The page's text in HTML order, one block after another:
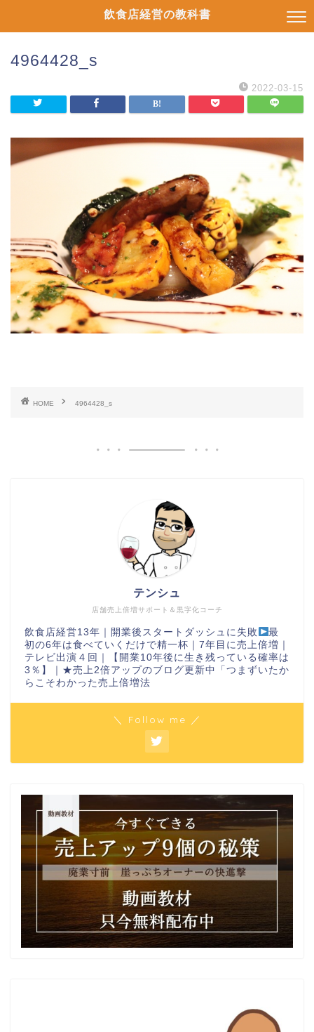
飲食店経営の教科書
4964428_s
2022-03-15
HOME 4964428_s
店舗売上倍増サポート＆黒字化コーチ
テンシュ
飲食店経営13年｜開業後スタートダッシュに失敗
最
初の6年は食べていくだけで精一杯｜7年目に売上倍増｜
テレビ出演４回｜【開業10年後に生き残っている確率は
3％】｜★売上2倍アップのブログ更新中「つまずいたか
らこそわかった売上倍増法
＼ Follow me ／